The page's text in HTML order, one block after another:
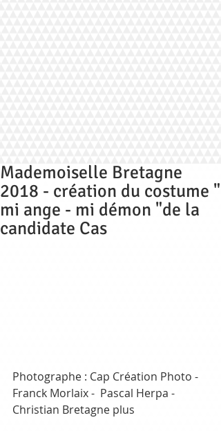
Mademoiselle Bretagne
2018 - création du costume "
mi ange - mi démon "de la
candidate Cas
Photographe : Cap Création Photo -
Franck Morlaix -  Pascal Herpa -
Christian Bretagne plus